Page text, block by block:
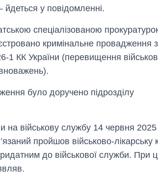
йдеться у повідомленні.
спеціалізованою
кримінальне провадження
1 КК України (перевищення
було доручено підрозділу
військову службу 14 червня 2025
пройшов військово-лікарську
до військової служби. При